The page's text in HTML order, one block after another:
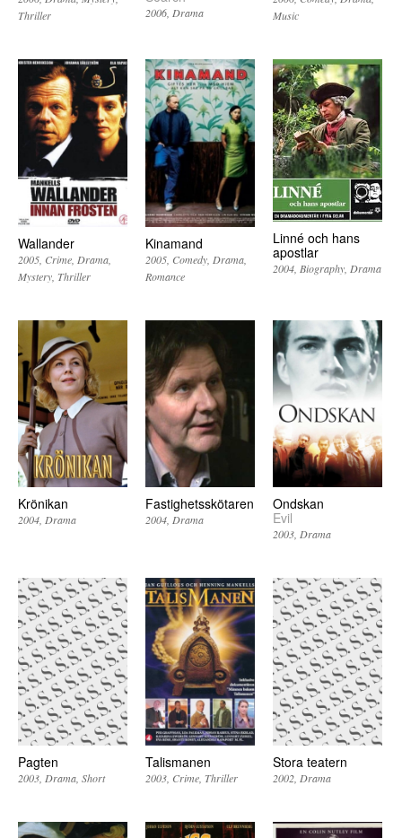
Thriller
2006 Drama
Music
Wallander
2005 Crime Drama
Mystery Thriller
Kinamand
2005 Comedy Drama
Romance
Linné och hans
apostlar
2004 Biography Drama
Krönikan
2004 Drama
Fastighetsskötaren
2004 Drama
Ondskan
Evil
2003 Drama
Pagten
2003 Drama Short
Talismanen
2003 Crime Thriller
Stora teatern
2002 Drama